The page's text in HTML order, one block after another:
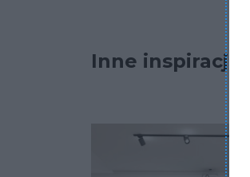
Inne inspiracje